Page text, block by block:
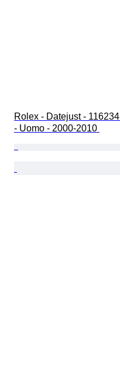
Rolex - Datejust - 116234
- Uomo - 2000-2010